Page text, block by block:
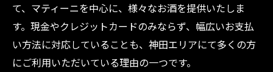
て、マティーニを中心に、様々なお酒を提供いたしま
す。現金やクレジットカードのみならず、幅広いお支払
い方法に対応していることも、神田エリアにて多くの方
にご利用いただいている理由の一つです。